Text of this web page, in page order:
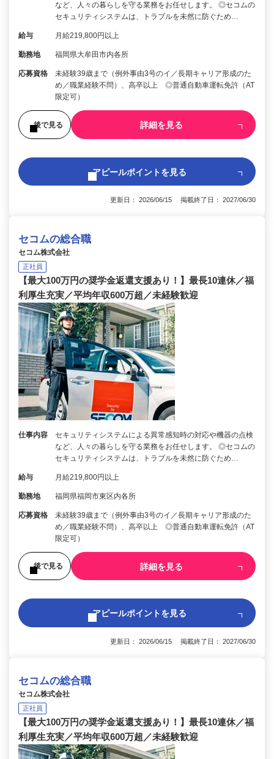
など、人々の暮らしを守る業務をお任せします。 ◎セコムの
セキュリティシステムは、トラブルを未然に防ぐため…
給与 月給219,800円以上
勤務地 福岡県大牟田市内各所
応募資格
未経験39歳まで（例外事由3号のイ／長期キャリア形成のた
め／職業経験不問）、高卒以上 ◎普通自動車運転免許（AT
限定可）
後で見る 詳細を見る
アピールポイントを見る
更新日： 2026/06/15 掲載終了日： 2027/06/30
セコムの総合職
セコム株式会社
正社員
【最大100万円の奨学金返還支援あり！】最長10連休／福
利厚生充実／平均年収600万超／未経験歓迎
仕事内容
セキュリティシステムによる異常感知時の対応や機器の点検
など、人々の暮らしを守る業務をお任せします。 ◎セコムの
セキュリティシステムは、トラブルを未然に防ぐため…
給与 月給219,800円以上
勤務地 福岡県福岡市東区内各所
応募資格
未経験39歳まで（例外事由3号のイ／長期キャリア形成のた
め／職業経験不問）、高卒以上 ◎普通自動車運転免許（AT
限定可）
後で見る 詳細を見る
アピールポイントを見る
更新日： 2026/06/15 掲載終了日： 2027/06/30
セコムの総合職
セコム株式会社
正社員
【最大100万円の奨学金返還支援あり！】最長10連休／福
利厚生充実／平均年収600万超／未経験歓迎